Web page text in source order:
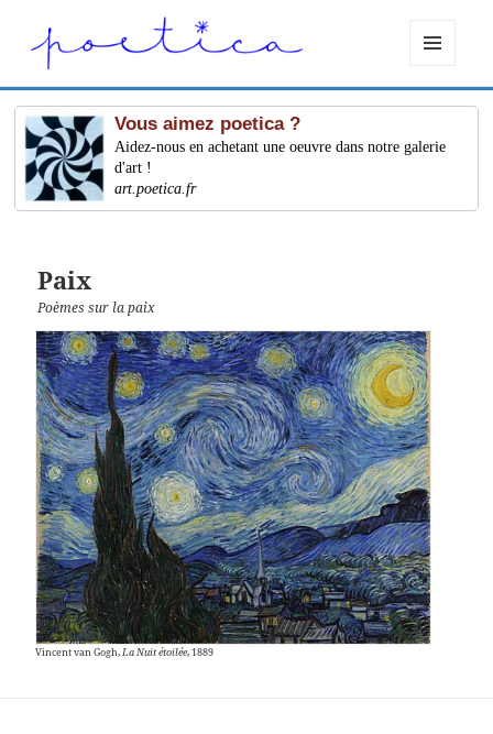
ET
WIDGETS
Vous aimez poetica ?
Aidez-nous en achetant une oeuvre dans notre galerie
d'art !
art.poetica.fr
Paix
Poèmes sur la paix
Vincent van Gogh,La Nuit étoilée, 1889